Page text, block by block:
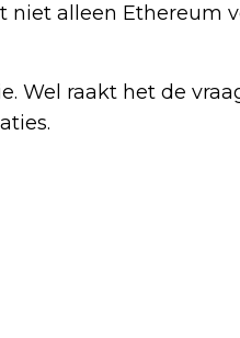
niet alleen Ethereum
Wel raakt het de